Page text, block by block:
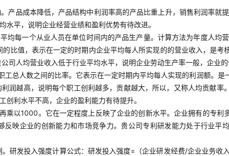
产品成本降低，产品结构中利润率高的产品比重上升，销售利润率就
平，说明企业经营业绩和盈利优势有待改进。
均每一个从业人员在单位时间内的产品生产量。计算方法为年度人均
比值，表示在一定的时期内企业平均每人所实现的的营业收入，是考
人均营业收入低于行业平均水平，说明企业劳动生产率一般，企业的
工总人数之间的比率。它表示在一定时期内平均每人实现的利润额。
润越高，说明每个职工创利越多，贡献越大，所以，又称人均贡献率
利水平不高，企业的盈利能力有待提升。
乘以1000。它在一定程度上反映了企业的创新水平。企业拥有的专利
映企业的创新能力和市场竞争力。贵公司专利研发能力处于行业平
研发投入强度计算公式：研发投入强度=（企业研发经费/企业业务收